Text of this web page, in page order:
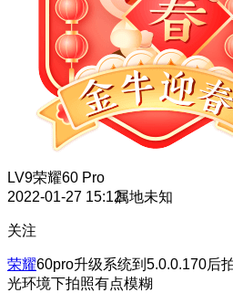
LV9荣耀60 Pro
2022-01-27 15:12属地未知
关注
荣耀60pro升级系统到5.0.0.170后
光环境下拍照有点模糊